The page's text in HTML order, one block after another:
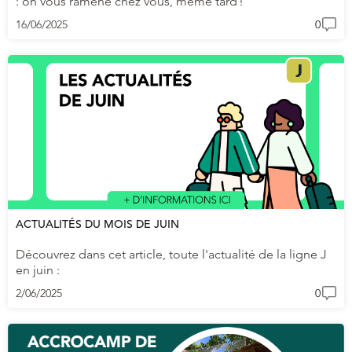
16/06/2025 0
ACTUALITÉS DU MOIS DE JUIN
Découvrez dans cet article, toute l'actualité de la ligne J
en juin :
2/06/2025 0